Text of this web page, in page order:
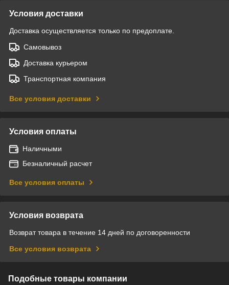
Условия доставки
Доставка осуществляется только по предоплате.
Самовывоз
Доставка курьером
Транспортная компания
Все условия доставки
Условия оплаты
Наличными
Безналичный расчет
Все условия оплаты
Условия возврата
Возврат товара в течение 14 дней по договоренности
Все условия возврата
Подобные товары компании